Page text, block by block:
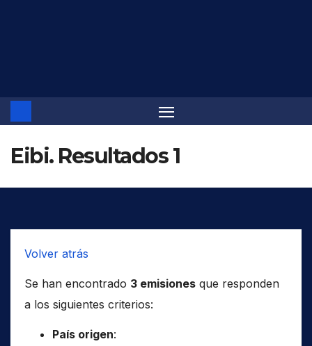
Eibi. Resultados 1
Volver atrás
Se han encontrado 3 emisiones que responden
a los siguientes criterios:
País origen: